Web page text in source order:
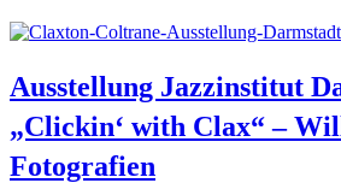
Ausstellung Jazzinstitut
„Clickin‘ with Clax“ –
Fotografien